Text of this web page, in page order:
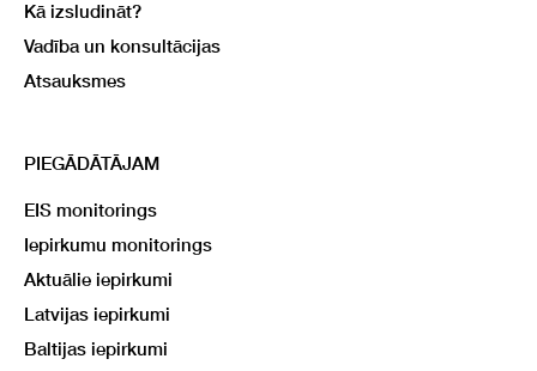
Kā izsludināt?
Vadība un konsultācijas
Atsauksmes
PIEGĀDĀTĀJAM
EIS monitorings
Iepirkumu monitorings
Aktuālie iepirkumi
Latvijas iepirkumi
Baltijas iepirkumi